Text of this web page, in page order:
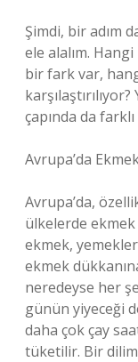
Şimdi, bir adım
ele alalım.
bir fark var,
çapında da
Avrupa’da
Avrupa’da,
ülkelerde
ekmek,
ekmek
neredeyse her
günün yiyeceği
daha çok çay
tüketilir. Bir